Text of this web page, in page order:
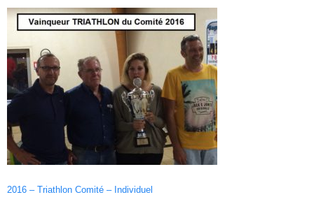
2016 – Triathlon Comité – Individuel